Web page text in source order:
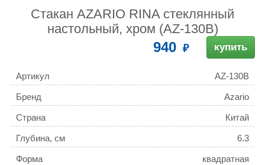
Стакан AZARIO RINA стеклянный
настольный, хром (AZ-130B)
940 купить
Артикул AZ-130B
Бренд Azario
Страна Китай
Глубина, см 6.3
Форма квадратная